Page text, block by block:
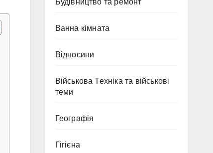
Будівництво та ремонт
Ванна кімната
Відносини
Військова Техніка та військові
теми
Географія
Гігієна